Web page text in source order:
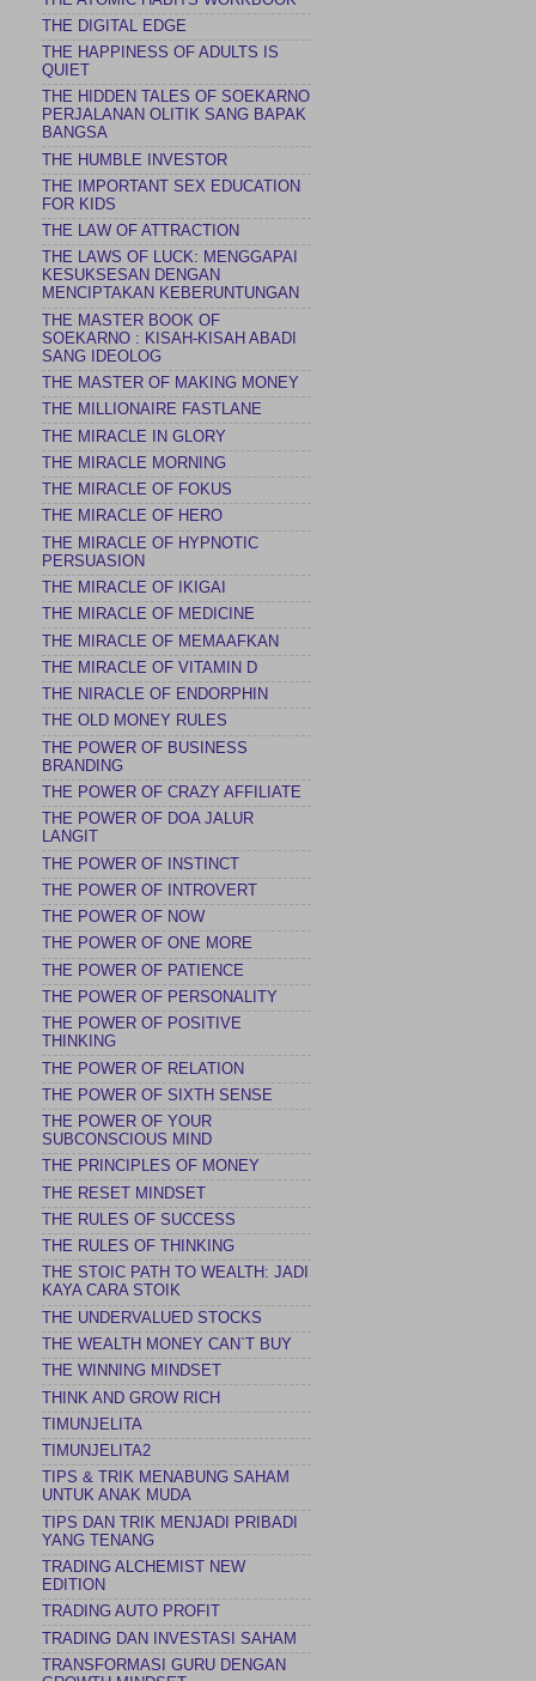
THE DIGITAL EDGE
THE HAPPINESS OF ADULTS IS
QUIET
THE HIDDEN TALES OF SOEKARNO
PERJALANAN OLITIK SANG BAPAK
BANGSA
THE HUMBLE INVESTOR
THE IMPORTANT SEX EDUCATION
FOR KIDS
THE LAW OF ATTRACTION
THE LAWS OF LUCK: MENGGAPAI
KESUKSESAN DENGAN
MENCIPTAKAN KEBERUNTUNGAN
THE MASTER BOOK OF
SOEKARNO : KISAH-KISAH ABADI
SANG IDEOLOG
THE MASTER OF MAKING MONEY
THE MILLIONAIRE FASTLANE
THE MIRACLE IN GLORY
THE MIRACLE MORNING
THE MIRACLE OF FOKUS
THE MIRACLE OF HERO
THE MIRACLE OF HYPNOTIC
PERSUASION
THE MIRACLE OF IKIGAI
THE MIRACLE OF MEDICINE
THE MIRACLE OF MEMAAFKAN
THE MIRACLE OF VITAMIN D
THE NIRACLE OF ENDORPHIN
THE OLD MONEY RULES
THE POWER OF BUSINESS
BRANDING
THE POWER OF CRAZY AFFILIATE
THE POWER OF DOA JALUR
LANGIT
THE POWER OF INSTINCT
THE POWER OF INTROVERT
THE POWER OF NOW
THE POWER OF ONE MORE
THE POWER OF PATIENCE
THE POWER OF PERSONALITY
THE POWER OF POSITIVE
THINKING
THE POWER OF RELATION
THE POWER OF SIXTH SENSE
THE POWER OF YOUR
SUBCONSCIOUS MIND
THE PRINCIPLES OF MONEY
THE RESET MINDSET
THE RULES OF SUCCESS
THE RULES OF THINKING
THE STOIC PATH TO WEALTH: JADI
KAYA CARA STOIK
THE UNDERVALUED STOCKS
THE WEALTH MONEY CAN`T BUY
THE WINNING MINDSET
THINK AND GROW RICH
TIMUNJELITA
TIMUNJELITA2
TIPS & TRIK MENABUNG SAHAM
UNTUK ANAK MUDA
TIPS DAN TRIK MENJADI PRIBADI
YANG TENANG
TRADING ALCHEMIST NEW
EDITION
TRADING AUTO PROFIT
TRADING DAN INVESTASI SAHAM
TRANSFORMASI GURU DENGAN